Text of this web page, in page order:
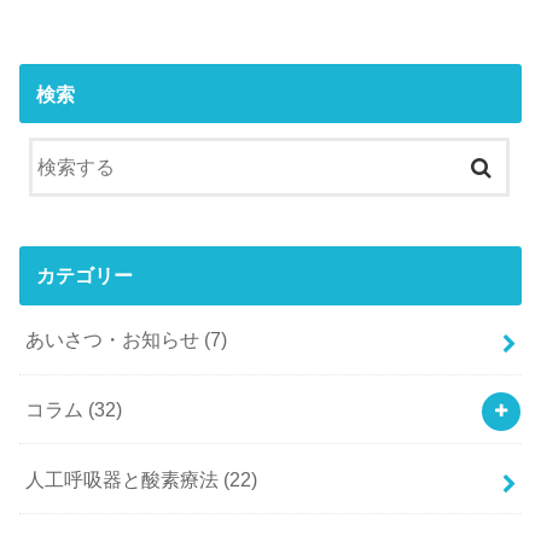
検索
カテゴリー
あいさつ・お知らせ (7)
コラム (32)
人工呼吸器と酸素療法 (22)